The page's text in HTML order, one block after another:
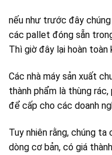
nếu như trước đây
các pallet đóng sẵn
Thì giờ đây lại hoàn toàn
Các nhà máy sản xuất
thành phẩm là thùng
để cấp cho các doanh
Tuy nhiên rằng, chúng
dòng cơ bản, có giá